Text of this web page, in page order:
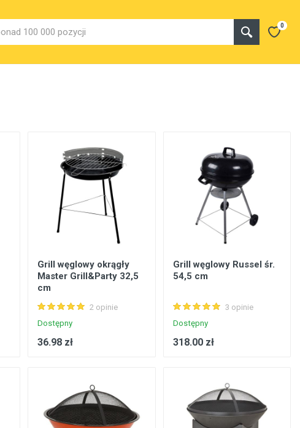
0
Grill węglowy okrągły
Master Grill&Party 32,5
cm
2 opinie
Dostępny
36.98 zł
Grill węglowy Russel śr.
54,5 cm
3 opinie
Dostępny
318.00 zł